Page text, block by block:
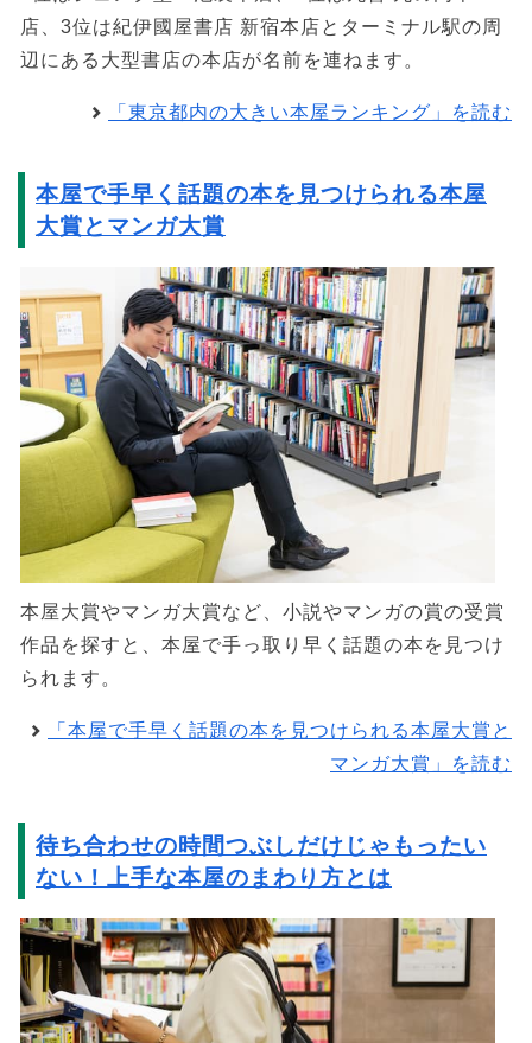
店、3位は紀伊國屋書店 新宿本店とターミナル駅の周
辺にある大型書店の本店が名前を連ねます。
「東京都内の大きい本屋ランキング」を読む
本屋で手早く話題の本を見つけられる本屋
大賞とマンガ大賞
本屋大賞やマンガ大賞など、小説やマンガの賞の受賞
作品を探すと、本屋で手っ取り早く話題の本を見つけ
られます。
「本屋で手早く話題の本を見つけられる本屋大賞と
マンガ大賞」を読む
待ち合わせの時間つぶしだけじゃもったい
ない！上手な本屋のまわり方とは